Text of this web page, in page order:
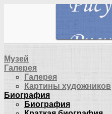
Музей
Галерея
Галерея
Картины художников
Биография
Биография